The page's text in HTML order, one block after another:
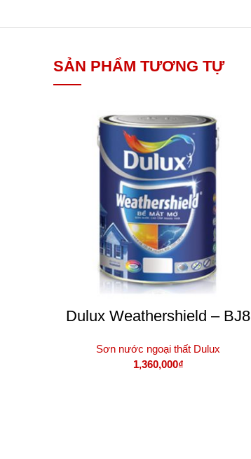
SẢN PHẨM TƯƠNG TỰ
Dulux Weathershield – BJ8
Sơn nước ngoại thất Dulux
1,360,000₫